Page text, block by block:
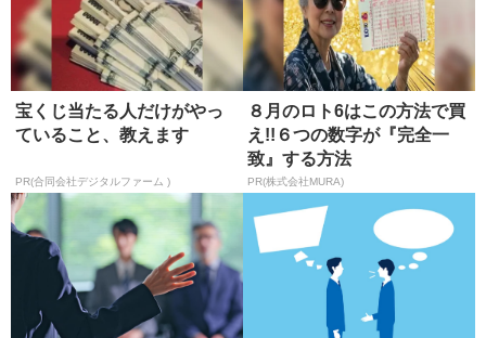
宝くじ当たる人だけがやっ
ていること、教えます
PR(合同会社デジタルファーム )
８月のロト6はこの方法で買
え!!６つの数字が『完全一
致』する方法
PR(株式会社MURA)